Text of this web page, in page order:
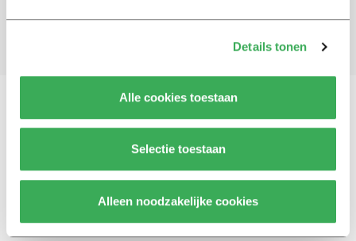
Details tonen
Alle cookies toestaan
Selectie toestaan
Alleen noodzakelijke cookies
Aanmelden
Vragen, opmerkingen of tips?
© 2026 -Over ons Disclaimer Adverteren Werken bij Contact